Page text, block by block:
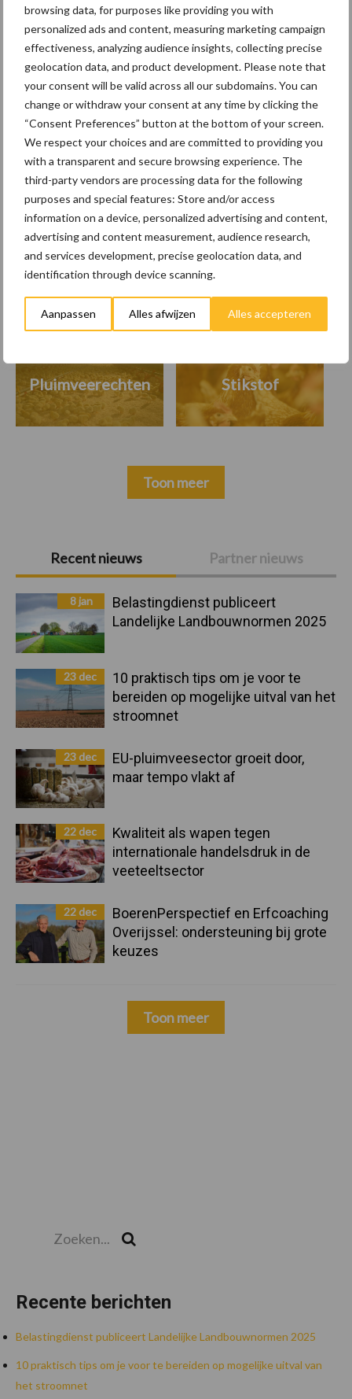
browsing data, for purposes like providing you with
personalized ads and content, measuring marketing campaign
effectiveness, analyzing audience insights, collecting precise
geolocation data, and product development. Please note that
your consent will be valid across all our subdomains. You can
change or withdraw your consent at any time by clicking the
“Consent Preferences” button at the bottom of your screen.
We respect your choices and are committed to providing you
with a transparent and secure browsing experience. The
third-party vendors are processing data for the following
purposes and special features: Store and/or access
information on a device, personalized advertising and content,
advertising and content measurement, audience research,
and services development, precise geolocation data, and
identification through device scanning.
Aanpassen Alles afwijzen Alles accepteren
Primaire
Sidebar
Recent nieuws Partner nieuws
8 jan
Belastingdienst publiceert
Landelijke Landbouwnormen 2025
23 dec
10 praktisch tips om je voor te
bereiden op mogelijke uitval van het
stroomnet
23 dec
EU-pluimveesector groeit door,
maar tempo vlakt af
22 dec
Kwaliteit als wapen tegen
internationale handelsdruk in de
veeteeltsector
22 dec
BoerenPerspectief en Erfcoaching
Overijssel: ondersteuning bij grote
keuzes
Toon meer
Recente berichten
Belastingdienst publiceert Landelijke Landbouwnormen 2025
10 praktisch tips om je voor te bereiden op mogelijke uitval van
het stroomnet
10 praktisch tips om je voor
te bereiden op mogelijke
uitval van het stroomnet
EU-pluimveesector groeit
door, maar tempo vlakt af
Themapagina's
Pluimveerechten Stikstof
Toon meer